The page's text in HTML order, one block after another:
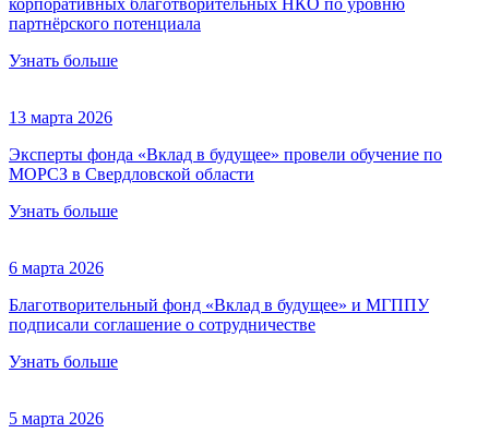
корпоративных благотворительных НКО по уровню
партнёрского потенциала
Узнать больше
13 марта 2026
Эксперты фонда «Вклад в будущее» провели обучение по
МОРСЗ в Свердловской области
Узнать больше
6 марта 2026
Благотворительный фонд «Вклад в будущее» и МГППУ
подписали соглашение о сотрудничестве
Узнать больше
5 марта 2026